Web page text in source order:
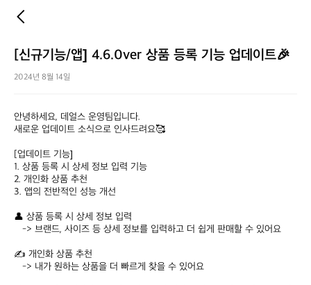
[신규기능/앱] 4.6.0ver 상품 등록 기능 업데이트🎉
2024년 8월 14일
안녕하세요, 데얼스 운영팀입니다.
새로운 업데이트 소식으로 인사드려요🥰
[업데이트 기능]
1. 상품 등록 시 상세 정보 입력 기능
2. 개인화 상품 추천
3. 앱의 전반적인 성능 개선
👤 상품 등록 시 상세 정보 입력
✍️ 개인화 상품 추천